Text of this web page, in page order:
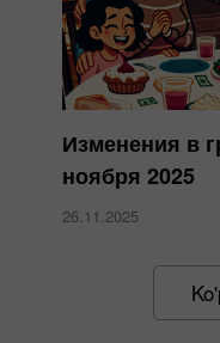
Изменения в
ноября 2025
26.11.2025